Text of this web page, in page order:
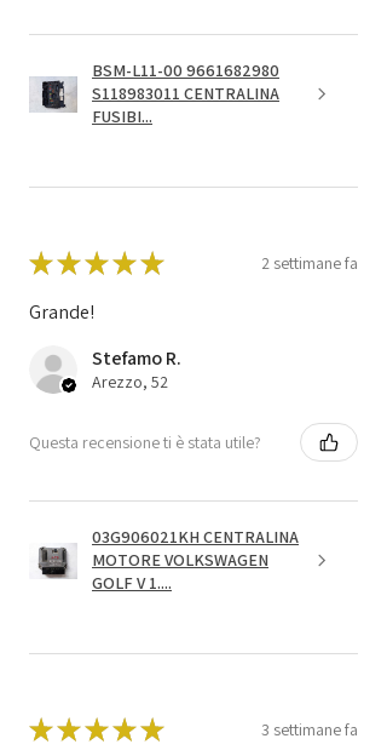
BSM-L11-00 9661682980
S118983011 CENTRALINA
FUSIBI...
★★★★★ 2 settimane fa
Grande!
Stefamo R.
Arezzo, 52
Questa recensione ti è stata utile?
03G906021KH CENTRALINA
MOTORE VOLKSWAGEN
GOLF V 1....
★★★★★ 3 settimane fa